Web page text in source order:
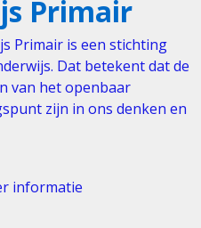
Primair
Primair is een stichting
Dat betekent dat de
van het openbaar
zijn in ons denken en
informatie